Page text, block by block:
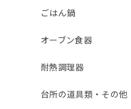
ごはん鍋
オーブン食器
耐熱調理器
台所の道具類・その他